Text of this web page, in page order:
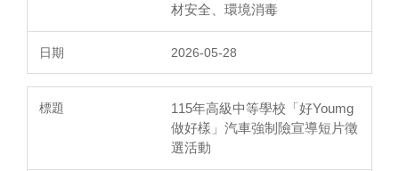
材安全、環境消毒
2026-05-28
115年高級中等學校「好Youmg
做好樣」汽車強制險宣導短片徵
選活動